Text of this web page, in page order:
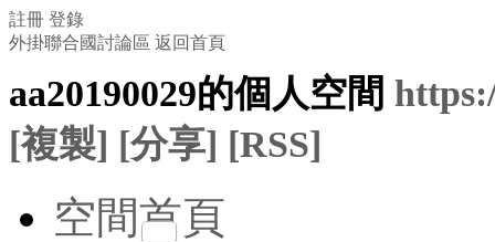
註冊 登錄
外掛聯合國討論區 返回首頁
aa20190029的個人空間
[複製] [分享] [RSS]
空間首頁